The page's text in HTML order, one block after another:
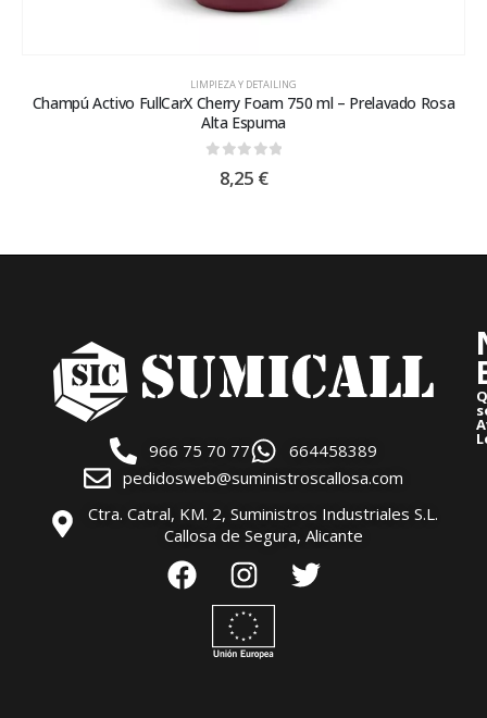
LIMPIEZA Y DETAILING
Champú Activo FullCarX Cherry Foam 750 ml – Prelavado Rosa
Alta Espuma
8,25 €
966 75 70 77
664458389
pedidosweb@suministroscallosa.com
Ctra. Catral, KM. 2, Suministros Industriales S.L.
Callosa de Segura, Alicante